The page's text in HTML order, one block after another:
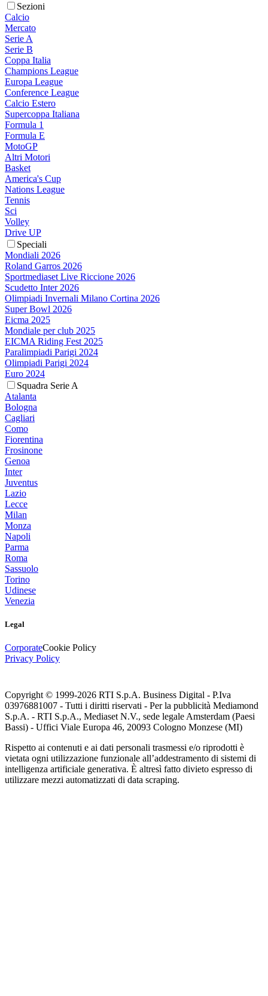
Sezioni
Calcio
Mercato
Serie A
Serie B
Coppa Italia
Champions League
Europa League
Conference League
Calcio Estero
Supercoppa Italiana
Formula 1
Formula E
MotoGP
Altri Motori
Basket
America's Cup
Nations League
Tennis
Sci
Volley
Drive UP
Speciali
Mondiali 2026
Roland Garros 2026
Sportmediaset Live Riccione 2026
Scudetto Inter 2026
Olimpiadi Invernali Milano Cortina 2026
Super Bowl 2026
Eicma 2025
Mondiale per club 2025
EICMA Riding Fest 2025
Paralimpiadi Parigi 2024
Olimpiadi Parigi 2024
Euro 2024
Squadra Serie A
Atalanta
Bologna
Cagliari
Como
Fiorentina
Frosinone
Genoa
Inter
Juventus
Lazio
Lecce
Milan
Monza
Napoli
Parma
Roma
Sassuolo
Torino
Udinese
Venezia
Legal
CorporateCookie Policy
Privacy Policy
Copyright © 1999-2026 RTI S.p.A. Business Digital - P.Iva
03976881007 - Tutti i diritti riservati - Per la pubblicità Mediamond
S.p.A. - RTI S.p.A., Mediaset N.V., sede legale Amsterdam (Paesi
Bassi) - Uffici Viale Europa 46, 20093 Cologno Monzese (MI)
Rispetto ai contenuti e ai dati personali trasmessi e/o riprodotti è
vietata ogni utilizzazione funzionale all’addestramento di sistemi di
intelligenza artificiale generativa. È altresì fatto divieto espresso di
utilizzare mezzi automatizzati di data scraping.